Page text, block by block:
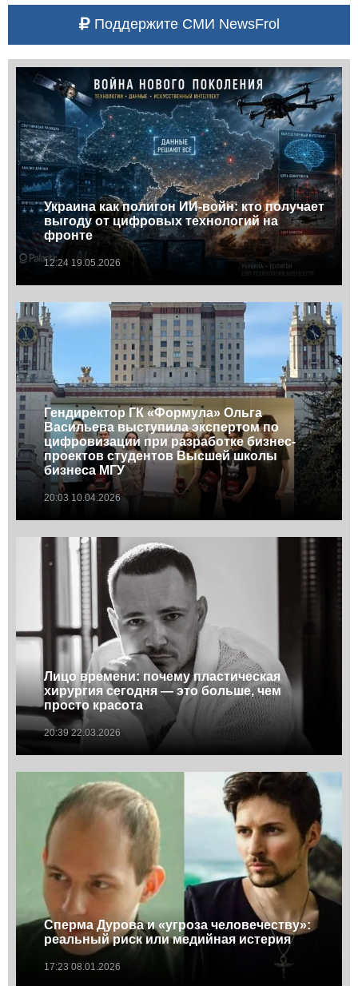
Поддержите СМИ NewsFrol
Украина как полигон ИИ-войн: кто получает
выгоду от цифровых технологий на
фронте
12:24 19.05.2026
Гендиректор ГК «Формула» Ольга
Васильева выступила экспертом по
цифровизации при разработке бизнес-
проектов студентов Высшей школы
бизнеса МГУ
20:03 10.04.2026
Лицо времени: почему пластическая
хирургия сегодня — это больше, чем
просто красота
20:39 22.03.2026
Сперма Дурова и «угроза человечеству»:
реальный риск или медийная истерия
17:23 08.01.2026